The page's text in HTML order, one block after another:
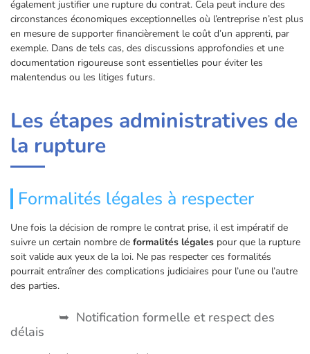
également justifier une rupture du contrat. Cela peut inclure des
circonstances économiques exceptionnelles où l’entreprise n’est plus
en mesure de supporter financièrement le coût d’un apprenti, par
exemple. Dans de tels cas, des discussions approfondies et une
documentation rigoureuse sont essentielles pour éviter les
malentendus ou les litiges futurs.
Les étapes administratives de
la rupture
Formalités légales à respecter
Une fois la décision de rompre le contrat prise, il est impératif de
suivre un certain nombre de formalités légales pour que la rupture
soit valide aux yeux de la loi. Ne pas respecter ces formalités
pourrait entraîner des complications judiciaires pour l’une ou l’autre
des parties.
Notification formelle et respect des
délais